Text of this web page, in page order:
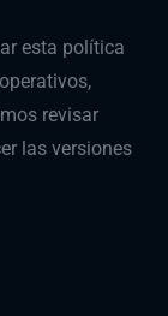
esta política
revisar
las versiones